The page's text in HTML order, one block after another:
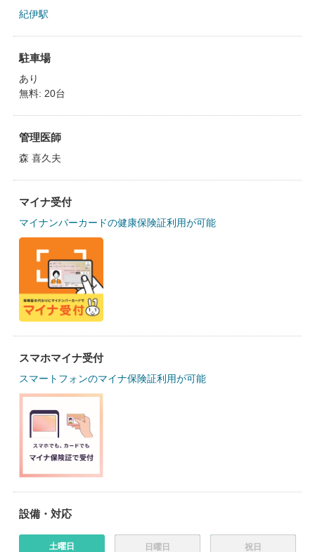
紀伊駅
駐車場
あり
無料: 20台
管理医師
森 喜久夫
マイナ受付
マイナンバーカードの健康保険証利用が可能
スマホマイナ受付
スマートフォンのマイナ保険証利用が可能
設備・対応
土曜日 日曜日 祝日